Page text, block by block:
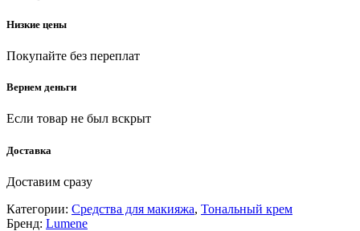
Низкие цены
Покупайте без переплат
Вернем деньги
Если товар не был вскрыт
Доставка
Доставим сразу
Категории: Средства для макияжа, Тональный крем
Бренд: Lumene